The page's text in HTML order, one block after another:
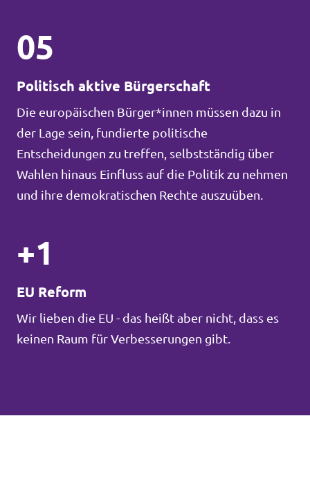
05
Politisch aktive Bürgerschaft
Die europäischen Bürger*innen müssen dazu in
der Lage sein, fundierte politische
Entscheidungen zu treffen, selbstständig über
Wahlen hinaus Einfluss auf die Politik zu nehmen
und ihre demokratischen Rechte auszuüben.
+1
EU Reform
Wir lieben die EU - das heißt aber nicht, dass es
keinen Raum für Verbesserungen gibt.